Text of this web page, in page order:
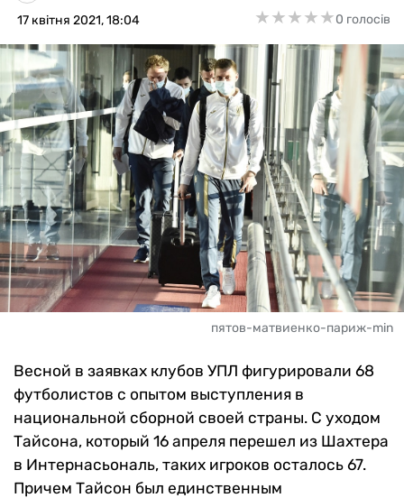
17 квітня 2021, 18:04
★★★★★
★★★★★0 голосів
пятов-матвиенко-париж-min
Весной в заявках клубов УПЛ фигурировали 68
футболистов с опытом выступления в
национальной сборной своей страны. С уходом
Тайсона, который 16 апреля перешел из Шахтера
в Интернасьональ, таких игроков осталось 67.
Причем Тайсон был единственным